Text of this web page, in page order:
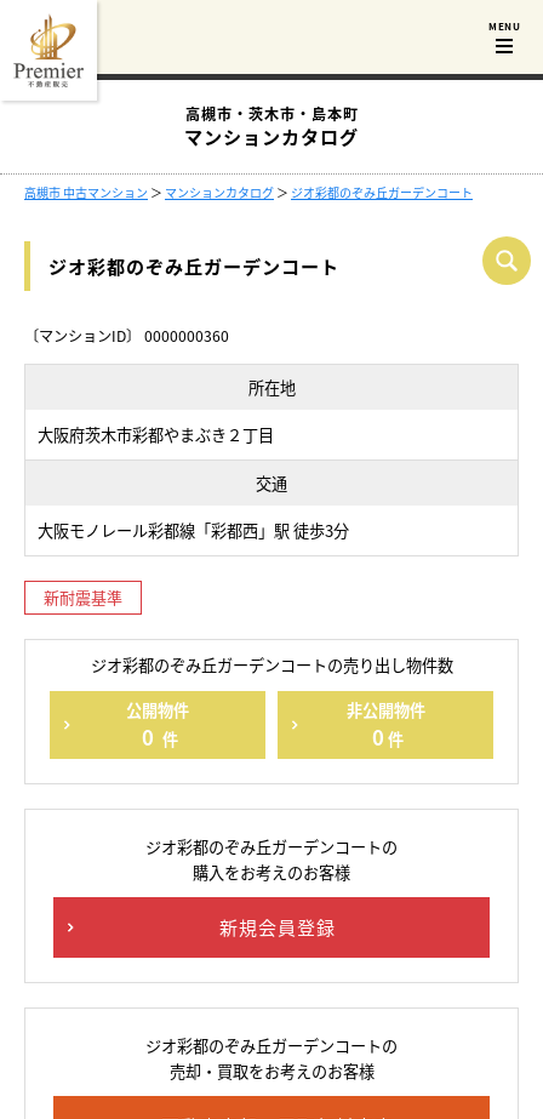
高槻市・茨木市・島本町
マンションカタログ
高槻市 中古マンション ＞ マンションカタログ ＞ ジオ彩都のぞみ丘ガーデンコート
ジオ彩都のぞみ丘ガーデンコート
〔マンションID〕 0000000360
所在地
大阪府茨木市彩都やまぶき２丁目
交通
大阪モノレール彩都線「彩都西」駅 徒歩3分
新耐震基準
ジオ彩都のぞみ丘ガーデンコートの売り出し物件数
公開物件
0 件
非公開物件
0 件
ジオ彩都のぞみ丘ガーデンコートの
購入をお考えのお客様
新規会員登録
ジオ彩都のぞみ丘ガーデンコートの
売却・買取をお考えのお客様